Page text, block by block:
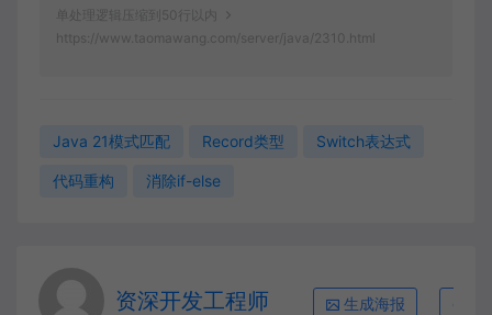
单处理逻辑压缩到50行以内
https://www.taomawang.com/server/java/2310.html
Java 21模式匹配 Record类型 Switch表达式
代码重构 消除if-else
资深开发工程师 生成海报